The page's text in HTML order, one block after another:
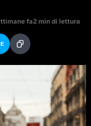
fa2 min di lettura